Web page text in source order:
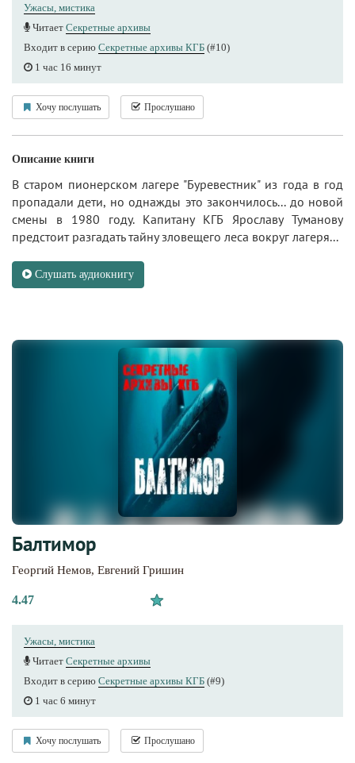
Ужасы, мистика
Читает Секретные архивы
Входит в серию Секретные архивы КГБ (#10)
1 час 16 минут
Хочу послушать Прослушано
Описание книги
В старом пионерском лагере "Буревестник" из года в год
пропадали дети, но однажды это закончилось... до новой
смены в 1980 году. Капитану КГБ Ярославу Туманову
предстоит разгадать тайну зловещего леса вокруг лагеря...
Слушать аудиокнигу
Балтимор
Георгий Немов, Евгений Гришин
4.47
Ужасы, мистика
Читает Секретные архивы
Входит в серию Секретные архивы КГБ (#9)
1 час 6 минут
Хочу послушать Прослушано